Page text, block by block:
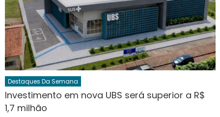
Destaques Da Semana
Investimento em nova UBS será superior a R$
1,7 milhão